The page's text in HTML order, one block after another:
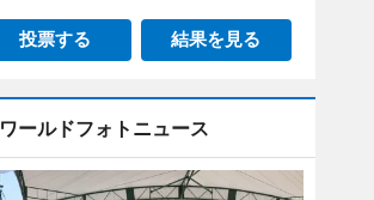
投票する 結果を見る
ワールドフォトニュース